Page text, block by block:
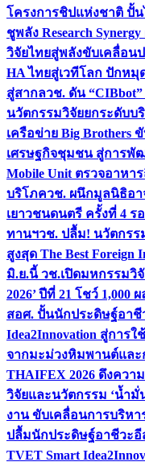
โครงการชิปแห่งชาติ ปั้น
ชูพลัง Research
วิจัยไทยสู่พลังขับเคลื่อน
HA ไทยสู่เวทีโลก ปักหมุ
สู่สากลวช. ดัน
นวัตกรรมวิจัยยกระดับบ
เครือข่าย Big Brothers
เศรษฐกิจชุมชน สู่การพั
Mobile Unit ตรวจอาห
บริโภควช. ผนึกมูลนิธิอา
เยาวชนดนตรี ครั้งที่ 4 ร
ทานฯวช. ปลื้ม! นวัตกรร
สูงสุด The Best Foreign
มิ.ย.นี้ วช.เปิดมหกรรมวิจั
2026’ ปีที่ 21 โชว์ 1,000
สอศ. ปั้นนักประดิษฐ์อาชี
Idea2Innovation สู่การใ
จากมะม่วงหิมพานต์และ
THAIFEX 2026 ดึงควา
วิจัยและนวัตกรรม ‘น้ำมั่
งาน ขับเคลื่อนการบริห
ปลื้มนักประดิษฐ์อาชีวะอี
TVET Smart